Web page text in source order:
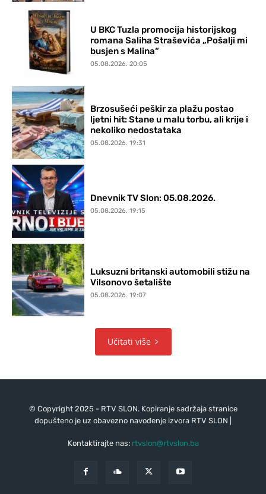
U BKC Tuzla promocija historijskog
romana Saliha Straševića „Pošalji mi
busjen s Malina“
05.08.2026. 20:05
Brzosušeći peškir za plažu postao
ljetni hit: Stane u malu torbu, ali krije i
nekoliko nedostataka
05.08.2026. 19:31
Dnevnik TV Slon: 05.08.2026.
05.08.2026. 19:15
Luksuzni britanski automobili stižu na
Vilsonovo šetalište
05.08.2026. 19:07
Učitati više
© Copyright 2025 - RTV SLON. Kopiranje sadržaja stranice
dopušteno je uz obavezno navođenje izvora RTV SLON |
Kontaktirajte nas: rtvslon@rtvslon.ba